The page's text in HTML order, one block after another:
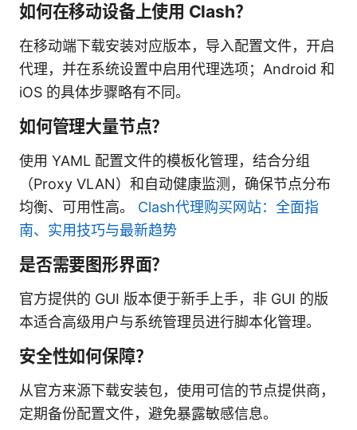
如何在移动设备上使用 Clash？
在移动端下载安装对应版本，导入配置文件，开启
代理，并在系统设置中启用代理选项；Android 和
iOS 的具体步骤略有不同。
如何管理大量节点？
使用 YAML 配置文件的模板化管理，结合分组
（Proxy VLAN）和自动健康监测，确保节点分布
均衡、可用性高。 Clash代理购买网站：全面指
南、实用技巧与最新趋势
是否需要图形界面？
官方提供的 GUI 版本便于新手上手，非 GUI 的版
本适合高级用户与系统管理员进行脚本化管理。
安全性如何保障？
从官方来源下载安装包，使用可信的节点提供商，
定期备份配置文件，避免暴露敏感信息。